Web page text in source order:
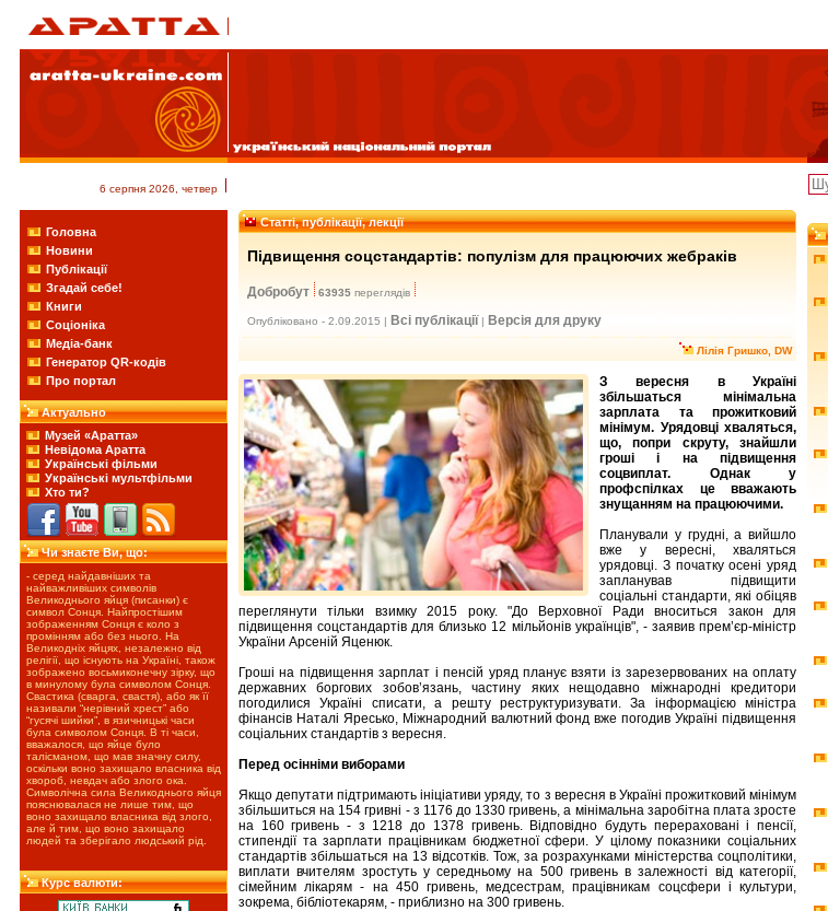
6 серпня 2026, четвер
Головна
Новини
Публікації
Згадай себе!
Книги
Соціоніка
Медіа-банк
Генератор QR-кодів
Про портал
Актуально
Музей «Аратта»
Невідома Аратта
Українські фільми
Українські мультфільми
Хто ти?
Чи знаєте Ви, що:
- серед найдавніших та
найважливіших символів
Великоднього яйця (писанки) є
символ Сонця. Найпростішим
зображенням Сонця є коло з
промінням або без нього. На
Великодніх яйцях, незалежно від
релігії, що існують на Україні, також
зображено восьмиконечну зірку, що
в минулому була символом Сонця.
Свастика (сварга, свастя), або як її
називали “нерівний хрест” або
“гусячі шийки”, в язичницькі часи
була символом Сонця. В ті часи,
вважалося, що яйце було
талісманом, що мав значну силу,
оскільки воно захищало власника від
хвороб, невдач або злого ока.
Символічна сила Великоднього яйця
пояснювалася не лише тим, що
воно захищало власника від злого,
але й тим, що воно захищало
людей та зберігало людський рід.
Курс валюти:
Статті, публікації, лекції
Підвищення соцстандартів: популізм для працюючих жебраків
Добробут 63935 переглядів
Опубліковано - 2.09.2015 | Всі публікації | Версія для друку
Лілія Гришко, DW
З вересня в Україні
збільшаться мінімальна
зарплата та прожитковий
мінімум. Урядовці хваляться,
що, попри скруту, знайшли
гроші і на підвищення
соцвиплат. Однак у
профспілках це вважають
знущанням на працюючими.
Планували у грудні, а вийшло
вже у вересні, хваляться
урядовці. З початку осені уряд
запланував підвищити
соціальні стандарти, які обіцяв
переглянути тільки взимку 2015 року. "До Верховної Ради вноситься закон для
підвищення соцстандартів для близько 12 мільйонів українців", - заявив прем’єр-міністр
України Арсеній Яценюк.
Гроші на підвищення зарплат і пенсій уряд планує взяти із зарезервованих на оплату
державних боргових зобов’язань, частину яких нещодавно міжнародні кредитори
погодилися Україні списати, а решту реструктуризувати. За інформацією міністра
фінансів Наталі Яресько, Міжнародний валютний фонд вже погодив Україні підвищення
соціальних стандартів з вересня.
Перед осінніми виборами
Якщо депутати підтримають ініціативи уряду, то з вересня в Україні прожитковий мінімум
збільшиться на 154 гривні - з 1176 до 1330 гривень, а мінімальна заробітна плата зросте
на 160 гривень - з 1218 до 1378 гривень. Відповідно будуть перераховані і пенсії,
стипендії та зарплати працівникам бюджетної сфери. У цілому показники соціальних
стандартів збільшаться на 13 відсотків. Тож, за розрахунками міністерства соцполітики,
виплати вчителям зростуть у середньому на 500 гривень в залежності від категорії,
сімейним лікарям - на 450 гривень, медсестрам, працівникам соцсфери і культури,
зокрема, бібліотекарям, - приблизно на 300 гривень.